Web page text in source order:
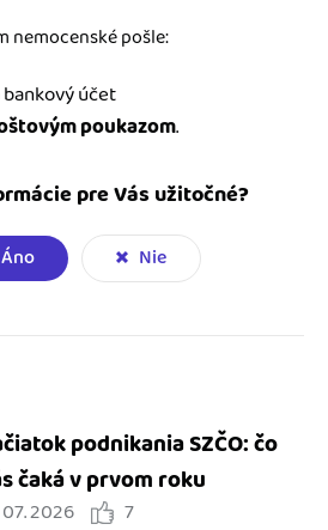
nemocenské pošle:
bankový účet
poukazom.
pre Vás užitočné?
Áno Nie
podnikania SZČO: čo
čaká v prvom roku
07. 2026 7